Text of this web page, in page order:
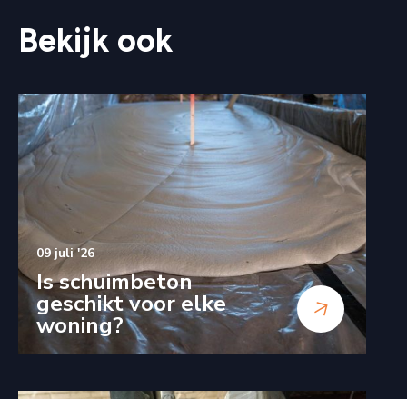
Bekijk ook
09 juli '26
Is schuimbeton
geschikt voor elke
woning?